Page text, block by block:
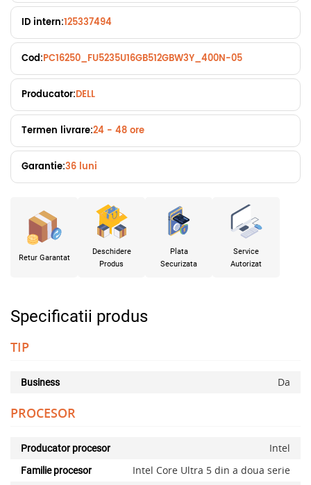
ID intern:125337494
Cod:PC16250_FU5235U16GB512GBW3Y_400N-05
Producator:DELL
Termen livrare:24 - 48 ore
Garantie:36 luni
Retur Garantat
Deschidere
Produs
Plata
Securizata
Service
Autorizat
Specificatii produs
TIP
Business Da
PROCESOR
Producator procesor Intel
Familie procesor Intel Core Ultra 5 din a doua serie